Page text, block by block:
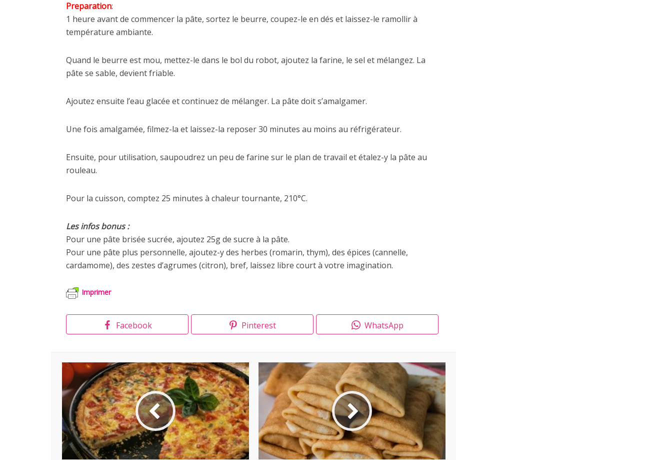
Preparation:
1 heure avant de commencer la pâte, sortez le beurre, coupez-le en dés et laissez-le ramollir à
température ambiante.
Quand le beurre est mou, mettez-le dans le bol du robot, ajoutez la farine, le sel et mélangez. La
pâte se sable, devient friable.
Ajoutez ensuite l’eau glacée et continuez de mélanger. La pâte doit s’amalgamer.
Une fois amalgamée, filmez-la et laissez-la reposer 30 minutes au moins au réfrigérateur.
Ensuite, pour utilisation, saupoudrez un peu de farine sur le plan de travail et étalez-y la pâte au
rouleau.
Pour la cuisson, comptez 25 minutes à chaleur tournante, 210°C.
Les infos bonus :
Pour une pâte brisée sucrée, ajoutez 25g de sucre à la pâte.
Pour une pâte plus personnelle, ajoutez-y des herbes (romarin, thym), des épices (cannelle,
cardamome), des zestes d’agrumes (citron), bref, laissez libre court à votre imagination.
Imprimer
Facebook Pinterest WhatsApp